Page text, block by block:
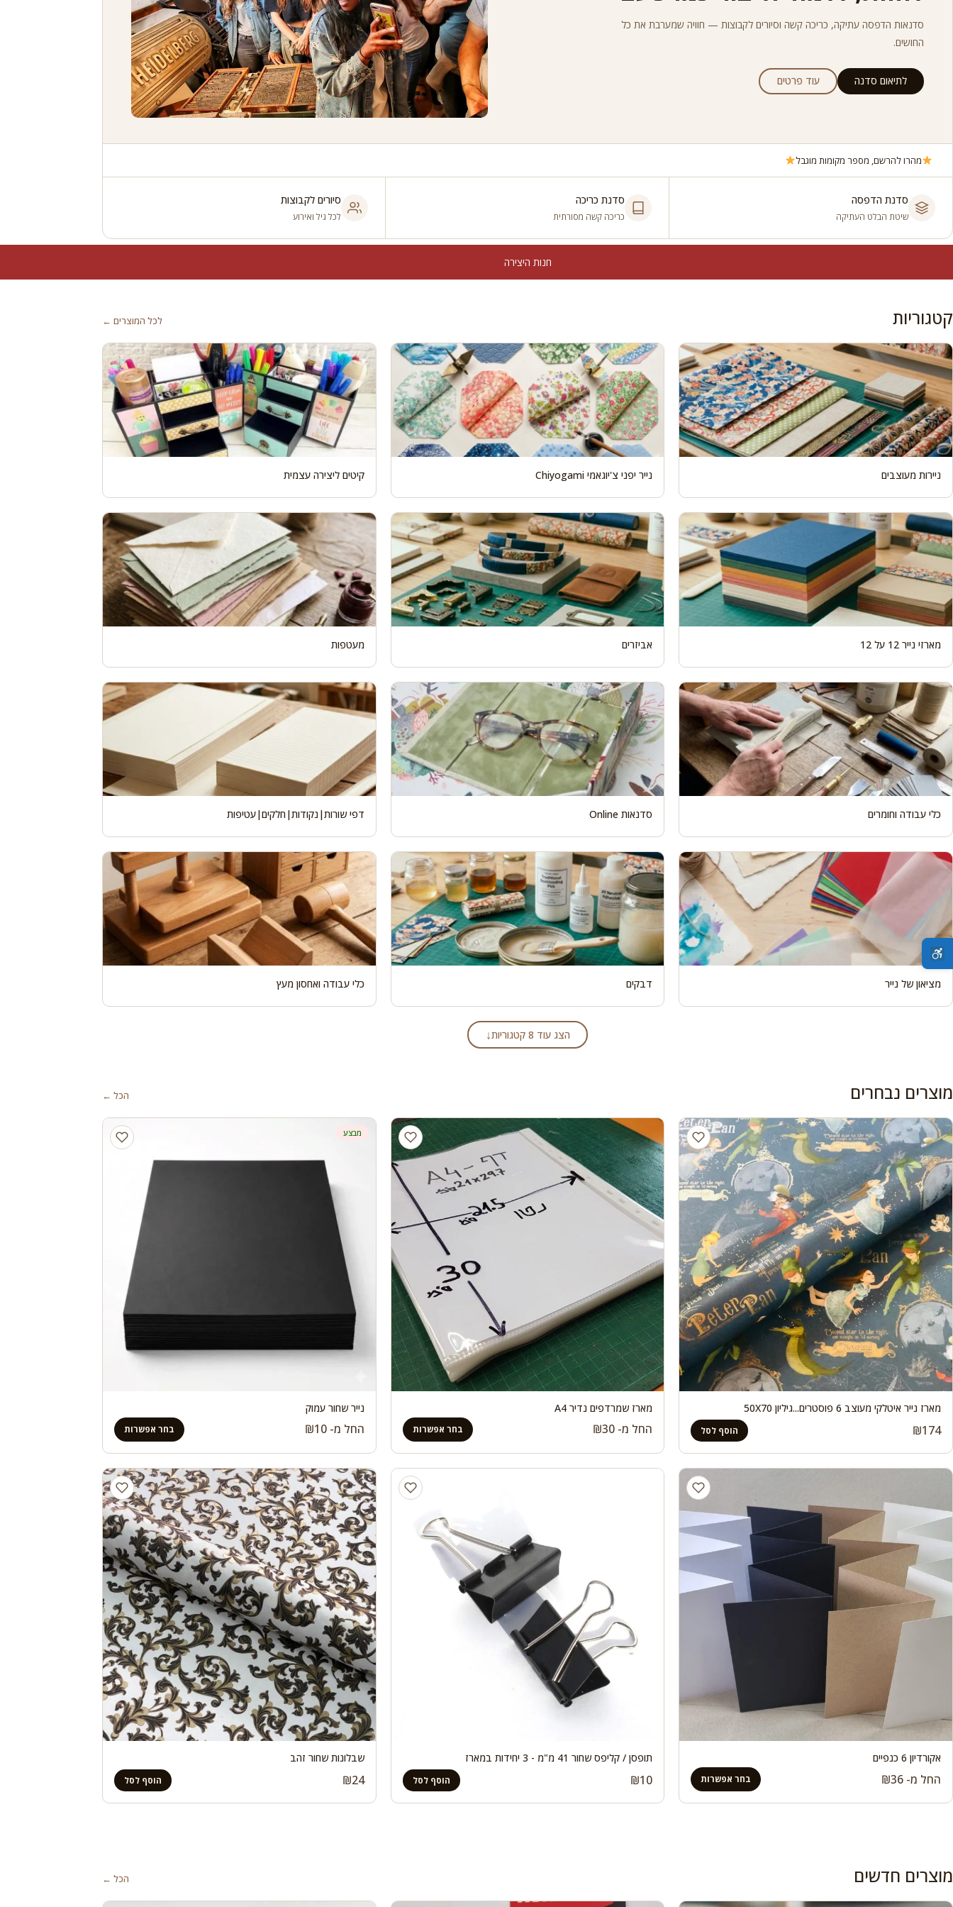
סדנאות הדפסה עתיקה, כריכה קשה וסיורים לקבוצות — חוויה שמערבת את כל
החושים.
לתיאום סדנה עוד פרטים
מהרו להרשם, מספר מקומות מוגבל
סדנת הדפסה
שיטת הבלט העתיקה
סדנת כריכה
כריכה קשה מסורתית
סיורים לקבוצות
לכל גיל ואירוע
חנות היצירה
קטגוריות לכל המוצרים ←
ניירות מעוצבים נייר יפני צ'יוגאמי Chiyogami קיטים ליצירה עצמית
מארזי נייר 12 על 12 אביזרים מעטפות
כלי עבודה וחומרים סדנאות Online דפי שורות|נקודות|חלקים|עטיפות
מציאון של נייר דבקים כלי עבודה ואחסון מעץ
הצג עוד 8 קטגוריות ↓
מוצרים נבחרים הכל ←
מארז נייר איטלקי מעוצב 6 פוסטרים...גיליון 50X70
₪174 הוסף לסל
מארז שמרדפים נדיר A4
החל מ- ₪30 בחר אפשרות
מבצע
נייר שחור עמוק
החל מ- ₪10 בחר אפשרות
אקורדיון 6 כנפיים
החל מ- ₪36 בחר אפשרות
תופסן / קליפס שחור 41 מ"מ - 3 יחידות במארז
₪10 הוסף לסל
שבלונות שחור זהב
₪24 הוסף לסל
מוצרים חדשים הכל ←